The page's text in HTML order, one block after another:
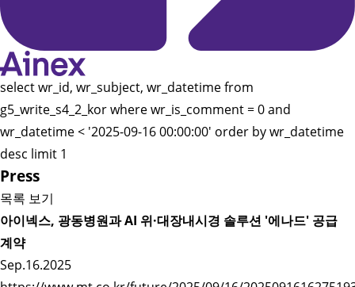
select wr_id, wr_subject, wr_datetime from
g5_write_s4_2_kor where wr_is_comment = 0 and
wr_datetime < '2025-09-16 00:00:00' order by wr_datetime
desc limit 1
Press
목록 보기
아이넥스, 광동병원과 AI 위·대장내시경 솔루션 '에나드' 공급
계약
Sep.16.2025